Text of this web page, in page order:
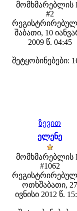
მომხმარებლის
#2
შაბათი, 10
2009 წ. 04:45
შეტყობინებები:
ზევით
ელენე
მომხმარებლის
#1062
ოთხშაბათი, 27
ივნისი 2012 წ.